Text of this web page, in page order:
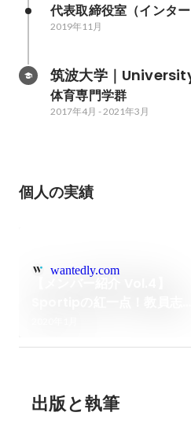
代表取締役室（インター
2019年11月
筑波大学｜
体育専門学群
2017年4月 - 2021年3月
個人の実績
wantedly.com
出版と執筆